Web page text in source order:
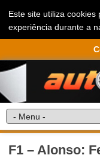
Este site utiliza
experiência durante a
F1 – Alonso: